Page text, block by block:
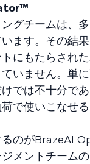
グチームは、
ます。その結
にもたらされ
いません。単
では不十分で
で使いこなせ
るのがBrazeAI
メントチーム